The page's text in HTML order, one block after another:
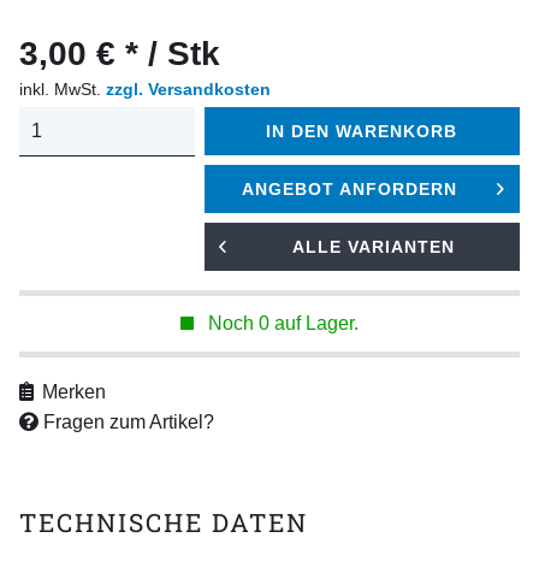
3,00 € * / Stk
inkl. MwSt. zzgl. Versandkosten
IN DEN WARENKORB
ANGEBOT ANFORDERN
ALLE VARIANTEN
Noch 0 auf Lager.
Merken
Fragen zum Artikel?
TECHNISCHE DATEN